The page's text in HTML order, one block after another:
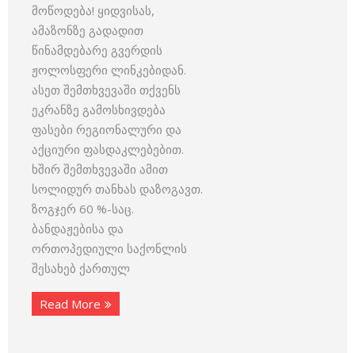
მოწოდება! ყიდვისას,
ამაზონზე გადადით
წინამდებარე გვერდის
ჟოლოსფერი ლინკებიდან.
ასეთ შემთხვევაში თქვენს
ეკრანზე გამოსხივდება
ფასები რეგიონალური და
აქციური ფასდაკლებებით.
ხშირ შემთხვევაში ამით
სოლიდურ თანხას დაზოგავთ.
ზოგჯერ 60 %-საც.
ბანდაჟებისა და
ორთოპედიული საქონლის
შესახებ ქართულ
Read More